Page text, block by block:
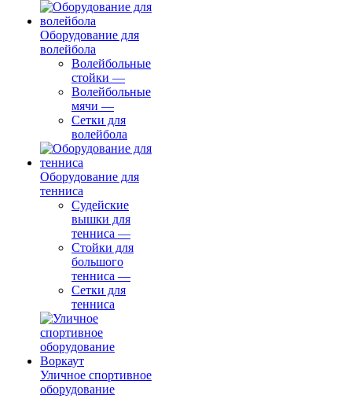
Оборудование для
волейбола
Волейбольные
стойки —
Волейбольные
мячи —
Сетки для
волейбола
Оборудование для
тенниса
Судейские
вышки для
тенниса —
Стойки для
большого
тенниса —
Сетки для
тенниса
Уличное спортивное
оборудование